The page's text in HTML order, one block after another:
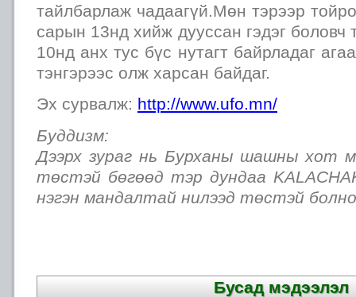
тайлбарлаж чадаагүй.Мөн тэрээр
сарын 13нд хийж дууссан гэдэг боловч
10нд анх тус бүс нутагт байрладаг
тэнгэрээс олж харсан байдаг.
Эх сурвалж: http://www.ufo.mn/
Буддизм:
Дээрх зураг нь Бурханы шашны хот
төстэй бөгөөд тэр дундаа
нэгэн мандалтай нилээд төстэй
Бусад мэдээлэл